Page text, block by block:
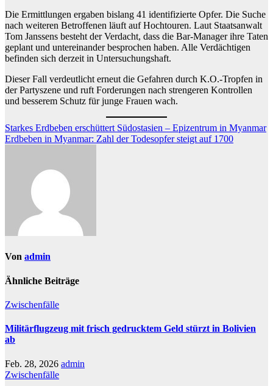
Die Ermittlungen ergaben bislang 41 identifizierte Opfer. Die Suche
nach weiteren Betroffenen läuft auf Hochtouren. Laut Staatsanwalt
Tom Janssens besteht der Verdacht, dass die Bar-Manager ihre Taten
geplant und untereinander besprochen haben. Alle Verdächtigen
befinden sich derzeit in Untersuchungshaft.
Dieser Fall verdeutlicht erneut die Gefahren durch K.O.-Tropfen in
der Partyszene und ruft Forderungen nach strengeren Kontrollen
und besserem Schutz für junge Frauen wach.
Beitragsnavigation
Starkes Erdbeben erschüttert Südostasien – Epizentrum in Myanmar
Erdbeben in Myanmar: Zahl der Todesopfer steigt auf 1700
Von admin
Ähnliche Beiträge
Zwischenfälle
Militärflugzeug mit frisch gedrucktem Geld stürzt in Bolivien
ab
Feb. 28, 2026 admin
Zwischenfälle